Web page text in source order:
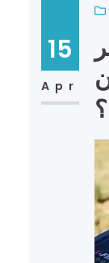
15
Apr